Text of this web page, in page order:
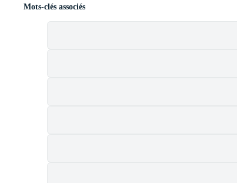
Mots-clés associés